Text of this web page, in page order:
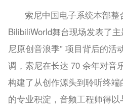
索尼中国电子系统本部
BilibiliWorld舞台现场发表了
尼原创音浪季” 项目背后的活
调，索尼在长达 70 余年对音
构建了从创作源头到聆听终
的专业积淀，音频工程师得